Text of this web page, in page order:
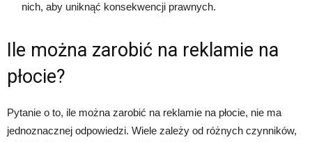
nich, aby uniknąć konsekwencji prawnych.
Ile można zarobić na reklamie na
płocie?
Pytanie o to, ile można zarobić na reklamie na płocie, nie ma
jednoznacznej odpowiedzi. Wiele zależy od różnych czynników,